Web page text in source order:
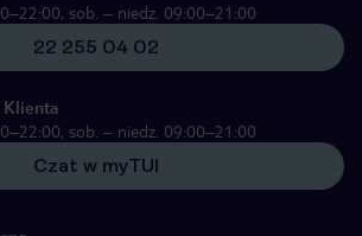
sob. – niedz. 09:00–21:00
22 255 04 02
Klienta
sob. – niedz. 09:00–21:00
Czat w myTUI